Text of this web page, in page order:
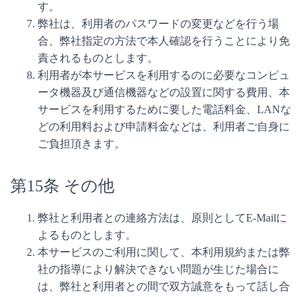
す。
弊社は、利用者のパスワードの変更などを行う場
合、弊社指定の方法で本人確認を行うことにより免
責されるものとします。
利用者が本サービスを利用するのに必要なコンピュ
ータ機器及び通信機器などの設置に関する費用、本
サービスを利用するために要した電話料金、LANな
どの利用料および申請料金などは、利用者ご自身に
ご負担頂きます。
第15条 その他
弊社と利用者との連絡方法は、原則としてE-Mailに
よるものとします。
本サービスのご利用に関して、本利用規約または弊
社の指導により解決できない問題が生じた場合に
は、弊社と利用者との間で双方誠意をもって話し合